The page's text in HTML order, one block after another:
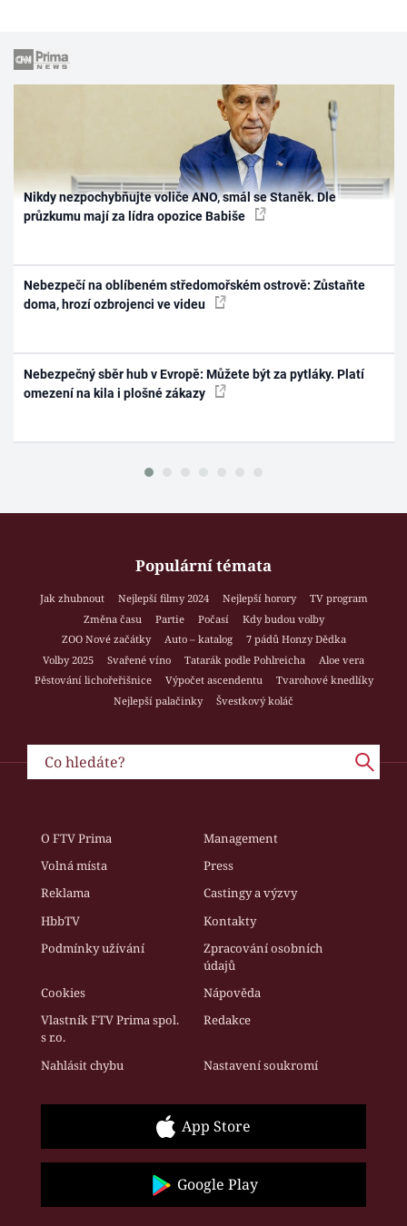
Nikdy nezpochybňujte voliče ANO, smál se Staněk. Dle
průzkumu mají za lídra opozice Babiše
Nebezpečí na oblíbeném středomořském ostrově: Zůstaňte
doma, hrozí ozbrojenci ve videu
Nebezpečný sběr hub v Evropě: Můžete být za pytláky. Platí
omezení na kila i plošné zákazy
Populární témata
Jak zhubnout Nejlepší filmy 2024 Nejlepší horory
TV program
Změna času
Partie Počasí
Kdy budou volby
ZOO Nové začátky
Auto – katalog
7 pádů Honzy Dědka
Volby 2025
Svařené víno Tatarák podle Pohlreicha
Aloe vera
Pěstování lichořeřišnice
Výpočet ascendentu
Tvarohové knedlíky
Nejlepší palačinky
Švestkový koláč
O FTV Prima
Management
Volná místa
Press
Reklama
Castingy a výzvy
HbbTV
Kontakty
Podmínky užívání
Zpracování osobních
údajů
Cookies
Nápověda
Vlastník FTV Prima spol.
s r.o.
Redakce
Nahlásit chybu Nastavení soukromí
App Store
Google Play